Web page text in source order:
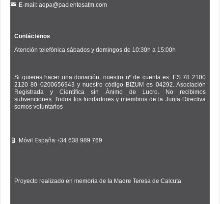
E-mail: aepa@pacientesatm.com
Contáctenos
Atención telefónica sábados y domingos de 10:30h a 15:00h
Si quieres hacer una donación, nuestro nº de cuenta es: ES 78 2100
2120 80 0200656943 y nuestro código BIZUM es 04292. Asociación
Registrada y Científica sin Ánimo de Lucro. No recibimos
subvenciones. Todos los fundadores y miembros de la Junta Directiva
somos voluntarios
Móvil España:+34 638 989 769
Proyecto realizado en memoria de la Madre Teresa de Calcuta